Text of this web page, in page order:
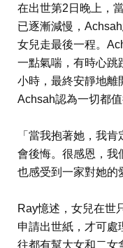
在出世第2日晚上，
已逐漸減慢，
女兒走最後一程。
一點氣喘，有時心跳
小時，最終安靜地離
Achsah認為一切都值
「當我抱著她，我
會後悔。很感恩，我
也感受到一家對她的
Ray憶述，女兒在世
申請出世紙，才可處
往都有幫大女和二女